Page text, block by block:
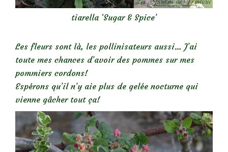
tiarella ‘Sugar & Spice’
Les fleurs sont là, les pollinisateurs aussi… J’ai
toute mes chances d’avoir des pommes sur mes
pommiers cordons!
Espérons qu’il n’y aie plus de gelée nocturne qui
vienne gâcher tout ça!